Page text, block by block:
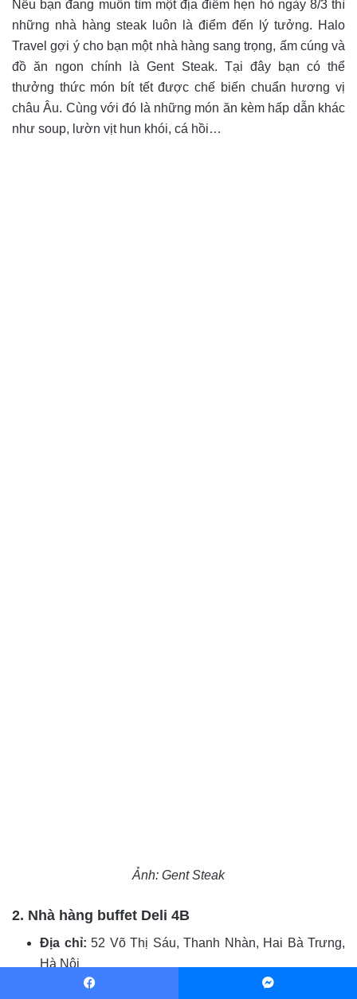
Nếu bạn đang muốn tìm một địa điểm hẹn hò ngày 8/3 thì
những nhà hàng steak luôn là điểm đến lý tưởng. Halo
Travel gợi ý cho bạn một nhà hàng sang trọng, ấm cúng và
đồ ăn ngon chính là Gent Steak. Tại đây bạn có thể
thưởng thức món bít tết được chế biến chuẩn hương vị
châu Âu. Cùng với đó là những món ăn kèm hấp dẫn khác
như soup, lườn vịt hun khói, cá hồi…
Ảnh: Gent Steak
2. Nhà hàng buffet Deli 4B
Địa chỉ: 52 Võ Thị Sáu, Thanh Nhàn, Hai Bà Trưng,
Hà Nội
Giá khoảng:
từ 150.000đ – 300.000đ/người